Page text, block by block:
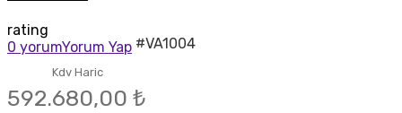
rating
0 yorumYorum Yap #VA1004
Kdv Haric
592.680,00 ₺